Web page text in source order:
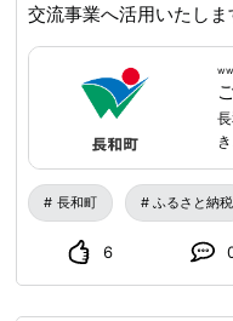
交流事業へ活用いたします。 詳細はリンク先の
この活動への支援をよ
URL_MASK_0_END
長和町 ふるさと納税
6